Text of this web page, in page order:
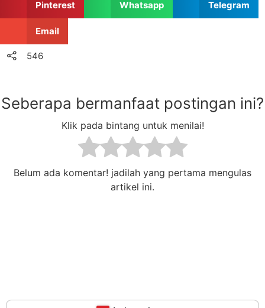
Pinterest Whatsapp Telegram
Email
546
Seberapa bermanfaat postingan ini?
Klik pada bintang untuk menilai!
Belum ada komentar! jadilah yang pertama mengulas
artikel ini.